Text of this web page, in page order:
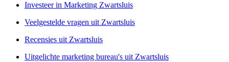
Investeer in Marketing Zwartsluis
Veelgestelde vragen uit Zwartsluis
Recensies uit Zwartsluis
Uitgelichte marketing bureau's uit Zwartsluis